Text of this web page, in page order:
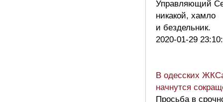
Управляющий
никакой, хамло
и бездельник.
2020-01-29
В одесских
начнутся
Просьба в